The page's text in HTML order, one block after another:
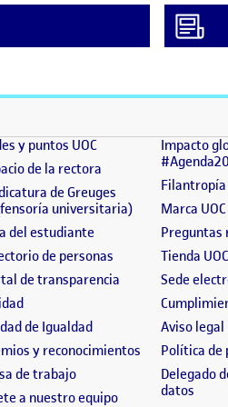
en nueva ventana)
en nueva ventana)
ventana)
en nueva ventana)
ventana)
ventana)
y puntos UOC(se abre en nueva
de la rectora (se abre en nueva
de Greuges
universitaria) (se abre en
del estudiante (se abre en nueva
de personas (se abre en nueva
de transparencia (se abre en nueva
(se abre en nueva ventana)
de Igualdad(se abre en nueva
y reconocimientos (se abre en
de trabajo(se abre en nueva
a nuestro equipo(se abre en nueva
Impacto
Filantropía
Marca UOC
Preguntas
Tienda UOC
Sede
Aviso legal
Política de
Delegado
datos(se